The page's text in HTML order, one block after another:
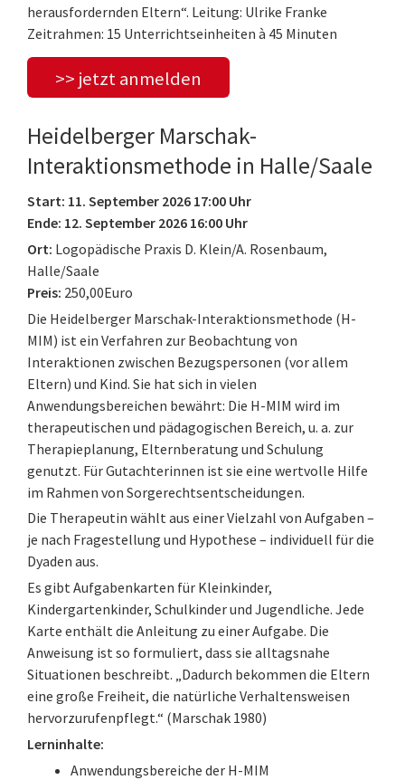
herausfordernden Eltern“. Leitung: Ulrike Franke
Zeitrahmen: 15 Unterrichtseinheiten à 45 Minuten
>> jetzt anmelden
Heidelberger Marschak-
Interaktionsmethode in Halle/Saale
Start: 11. September 2026 17:00 Uhr
Ende: 12. September 2026 16:00 Uhr
Ort: Logopädische Praxis D. Klein/A. Rosenbaum,
Halle/Saale
Preis: 250,00Euro
Die Heidelberger Marschak-Interaktionsmethode (H-
MIM) ist ein Verfahren zur Beobachtung von
Interaktionen zwischen Bezugspersonen (vor allem
Eltern) und Kind. Sie hat sich in vielen
Anwendungsbereichen bewährt: Die H-MIM wird im
therapeutischen und pädagogischen Bereich, u. a. zur
Therapieplanung, Elternberatung und Schulung
genutzt. Für Gutachterinnen ist sie eine wertvolle Hilfe
im Rahmen von Sorgerechtsentscheidungen.
Die Therapeutin wählt aus einer Vielzahl von Aufgaben –
je nach Fragestellung und Hypothese – individuell für die
Dyaden aus.
Es gibt Aufgabenkarten für Kleinkinder,
Kindergartenkinder, Schulkinder und Jugendliche. Jede
Karte enthält die Anleitung zu einer Aufgabe. Die
Anweisung ist so formuliert, dass sie alltagsnahe
Situationen beschreibt. „Dadurch bekommen die Eltern
eine große Freiheit, die natürliche Verhaltensweisen
hervorzurufenpflegt.“ (Marschak 1980)
Lerninhalte:
Anwendungsbereiche der H-MIM